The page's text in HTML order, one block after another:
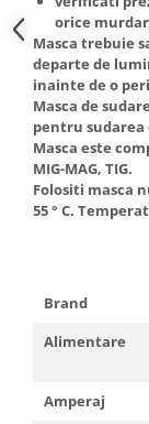
orice
Masca trebuie
departe de
inainte de o
Masca de
pentru sudarea
Masca este
MIG-MAG, TIG.
Folositi masca
55 ° C.
Brand
Alimentare
Amperaj